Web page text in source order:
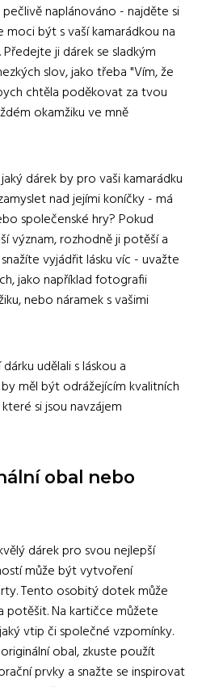
naplánováno - najděte si
být s vaší kamarádkou na
ji dárek se sladkým
slov, jako třeba "Vím, že
chtěla poděkovat za tvou
okamžiku ve mně
dárek by pro vaši kamarádku
nad jejími koníčky - má
společenské hry? Pokud
význam, rozhodně ji potěší a
vyjádřit lásku víc - uvažte
jako například fotografii
nebo náramek s vašimi
udělali s láskou a
měl být odrážejícím kvalitních
si jsou navzájem
obal nebo
dárek pro svou nejlepší
může být vytvoření
Tento osobitý dotek může
potěšit. Na kartičce můžete
vtip či společné vzpomínky.
obal, zkuste použít
prvky a snažte se inspirovat